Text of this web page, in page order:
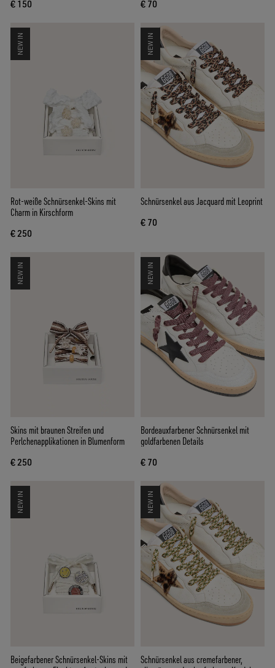
€ 150 € 70
NEW IN
Rot-weiße Schnürsenkel-Skins mit
Charm in Kirschform
€ 250
NEW IN
Schnürsenkel aus Jacquard mit Leoprint
€ 70
NEW IN
Skins mit braunen Streifen und
Perlchenapplikationen in Blumenform
€ 250
NEW IN
Bordeauxfarbener Schnürsenkel mit
goldfarbenen Details
€ 70
NEW IN
Beigefarbener Schnürsenkel-Skins mit
NEW IN
Schnürsenkel aus cremefarbener,